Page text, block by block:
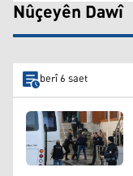
Nûçeyên Dawî
berî 6 saet